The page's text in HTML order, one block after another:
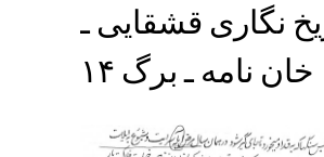
نگاری قشقایی ـ
خان نامه ـ برگ ۱۴